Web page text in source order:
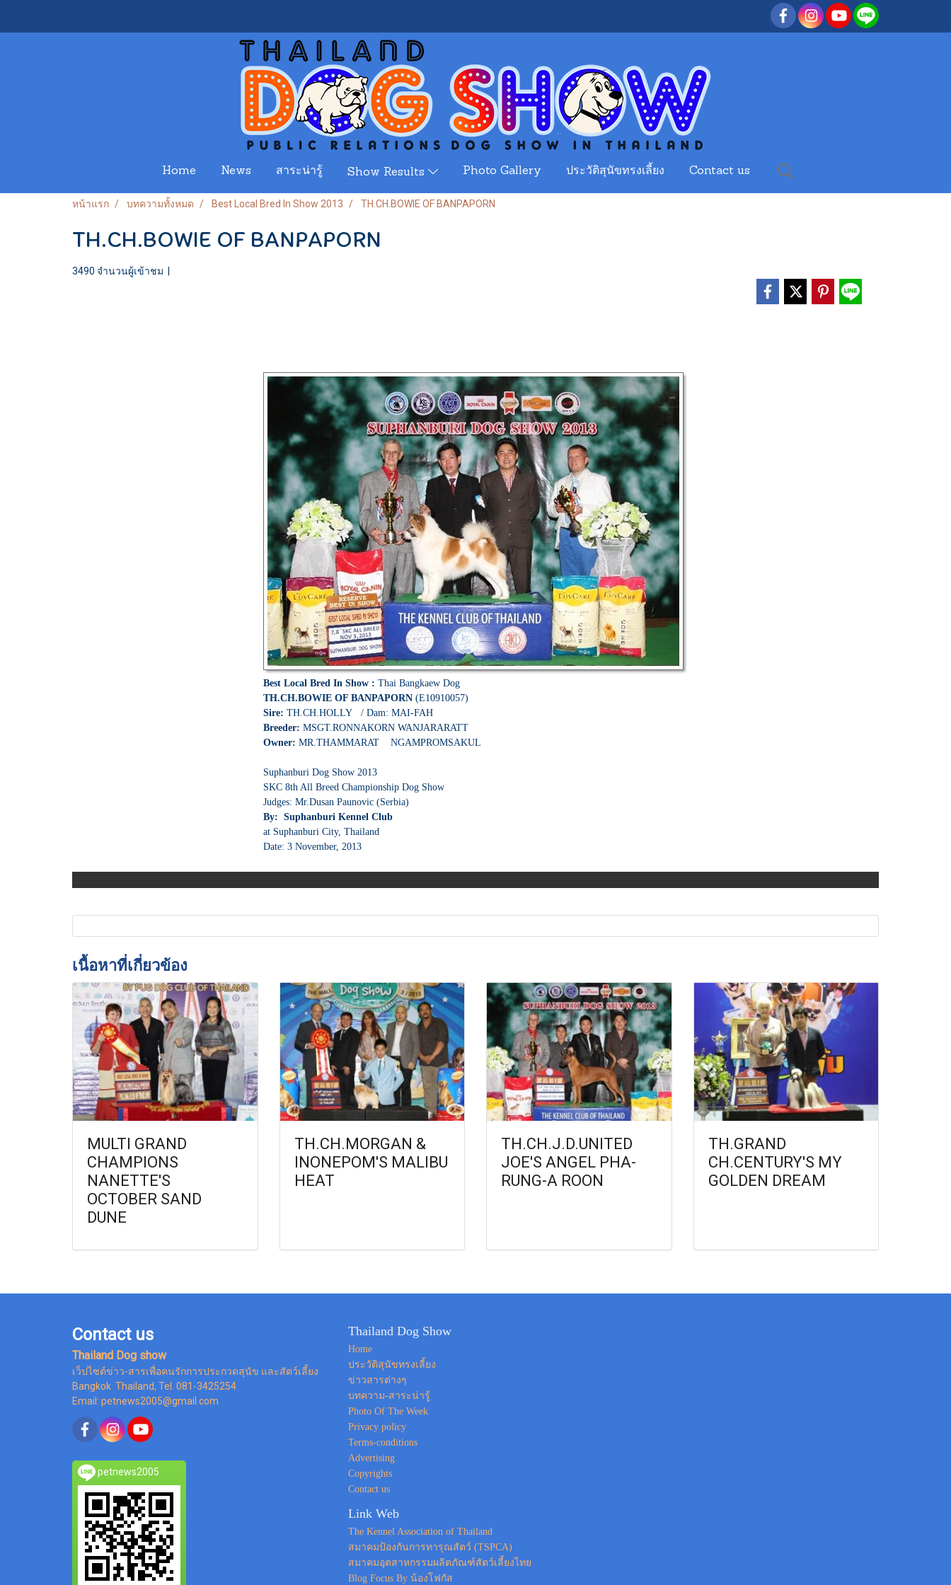
Home News สาระน่ารู้ Show Results Photo Gallery ประวัติสุนัขทรงเลี้ยง Contact us
หน้าแรก บทความทั้งหมด Best Local Bred In Show 2013 TH.CH.BOWIE OF BANPAPORN
TH.CH.BOWIE OF BANPAPORN
3490 จำนวนผู้เข้าชม |
Best Local Bred In Show : Thai Bangkaew Dog
TH.CH.BOWIE OF BANPAPORN (E10910057)
Sire: TH.CH.HOLLY / Dam: MAI-FAH
Breeder: MSGT.RONNAKORN WANJARARATT
Owner: MR.THAMMARAT NGAMPROMSAKUL
Suphanburi Dog Show 2013
SKC 8th All Breed Championship Dog Show
Judges: Mr.Dusan Paunovic (Serbia)
By: Suphanburi Kennel Club
at Suphanburi City, Thailand
Date: 3 November, 2013
เนื้อหาที่เกี่ยวข้อง
MULTI GRAND
CHAMPIONS
NANETTE'S
OCTOBER SAND
DUNE
TH.CH.MORGAN &
INONEPOM'S MALIBU
HEAT
TH.CH.J.D.UNITED
JOE'S ANGEL PHA-
RUNG-A ROON
TH.GRAND
CH.CENTURY'S MY
GOLDEN DREAM
Contact us
Thailand Dog show
เว็ปไซต์ข่าว-สารเพื่อคนรักการประกวดสุนัข และสัตว์เลี้ยง
Bangkok Thailand, Tel. 081-3425254
Email: petnews2005@gmail.com
petnews2005
Thailand Dog Show
Home
ประวัติสุนัขทรงเลี้ยง
ข่าวสารต่างๆ
บทความ-สาระน่ารู้
Photo Of The Week
Privacy policy
Terms-conditions
Advertising
Copyrights
Contact us
Link Web
The Kennel Association of Thailand
สมาคมป้องกันการทารุณสัตว์ (TSPCA)
สมาคมอุตสาหกรรมผลิตภัณฑ์สัตว์เลี้ยงไทย
Blog Focus By น้องโฟกัส